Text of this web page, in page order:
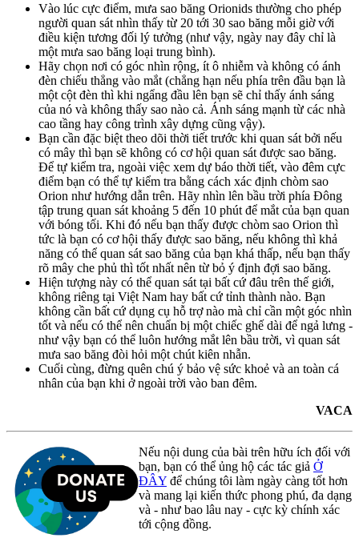
Vào lúc cực điểm, mưa sao băng Orionids thường cho phép
người quan sát nhìn thấy từ 20 tới 30 sao băng mỗi giờ với
điều kiện tương đối lý tưởng (như vậy, ngày nay đây chỉ là
một mưa sao băng loại trung bình).
Hãy chọn nơi có góc nhìn rộng, ít ô nhiễm và không có ánh
đèn chiếu thẳng vào mắt (chẳng hạn nếu phía trên đầu bạn là
một cột đèn thì khi ngẩng đầu lên bạn sẽ chỉ thấy ánh sáng
của nó và không thấy sao nào cả. Ánh sáng mạnh từ các nhà
cao tầng hay công trình xây dựng cũng vậy).
Bạn cần đặc biệt theo dõi thời tiết trước khi quan sát bởi nếu
có mây thì bạn sẽ không có cơ hội quan sát được sao băng.
Để tự kiểm tra, ngoài việc xem dự báo thời tiết, vào đêm cực
điểm bạn có thể tự kiểm tra bằng cách xác định chòm sao
Orion như hướng dẫn trên. Hãy nhìn lên bầu trời phía Đông
tập trung quan sát khoảng 5 đến 10 phút để mắt của bạn quan
với bóng tối. Khi đó nếu bạn thấy được chòm sao Orion thì
tức là bạn có cơ hội thấy được sao băng, nếu không thì khả
năng có thể quan sát sao băng của bạn khá thấp, nếu bạn thấy
rõ mây che phủ thì tốt nhất nên từ bỏ ý định đợi sao băng.
Hiện tượng này có thể quan sát tại bất cứ đâu trên thế giới,
không riêng tại Việt Nam hay bất cứ tỉnh thành nào. Bạn
không cần bất cứ dụng cụ hỗ trợ nào mà chỉ cần một góc nhìn
tốt và nếu có thể nên chuẩn bị một chiếc ghế dài để ngả lưng -
như vậy bạn có thể luôn hướng mắt lên bầu trời, vì quan sát
mưa sao băng đòi hỏi một chút kiên nhẫn.
Cuối cùng, đừng quên chú ý bảo vệ sức khoẻ và an toàn cá
nhân của bạn khi ở ngoài trời vào ban đêm.
VACA
Nếu nội dung của bài trên hữu ích đối với
bạn, bạn có thể ủng hộ các tác giả Ở
ĐÂY để chúng tôi làm ngày càng tốt hơn
và mang lại kiến thức phong phú, đa dạng
và - như bao lâu nay - cực kỳ chính xác
tới cộng đồng.